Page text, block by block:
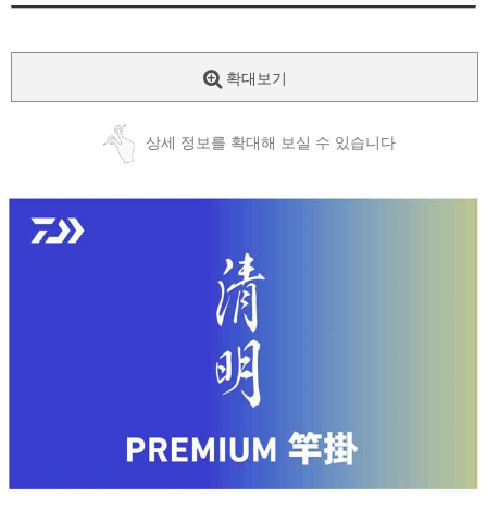
확대보기
상세 정보를 확대해 보실 수 있습니다